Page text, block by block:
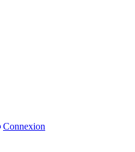
Connexion